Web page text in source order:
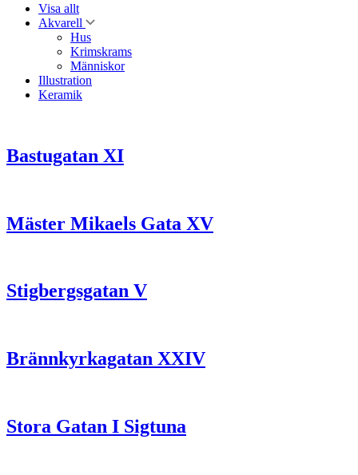
Visa allt
Akvarell
Hus
Krimskrams
Människor
Illustration
Keramik
Bastugatan XI
Mäster Mikaels Gata XV
Stigbergsgatan V
Brännkyrkagatan XXIV
Stora Gatan I Sigtuna